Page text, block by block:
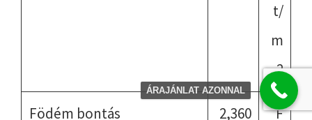
t/
m
2
Födém bontás 2,360 F
ÁRAJÁNLAT AZONNAL